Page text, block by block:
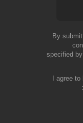
By
specified
I agree